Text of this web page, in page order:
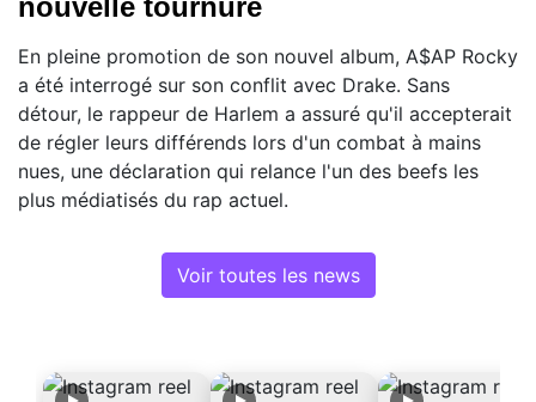
En pleine promotion de son nouvel album, A$AP Rocky
a été interrogé sur son conflit avec Drake. Sans
détour, le rappeur de Harlem a assuré qu'il accepterait
de régler leurs différends lors d'un combat à mains
nues, une déclaration qui relance l'un des beefs les
plus médiatisés du rap actuel.
Voir toutes les news